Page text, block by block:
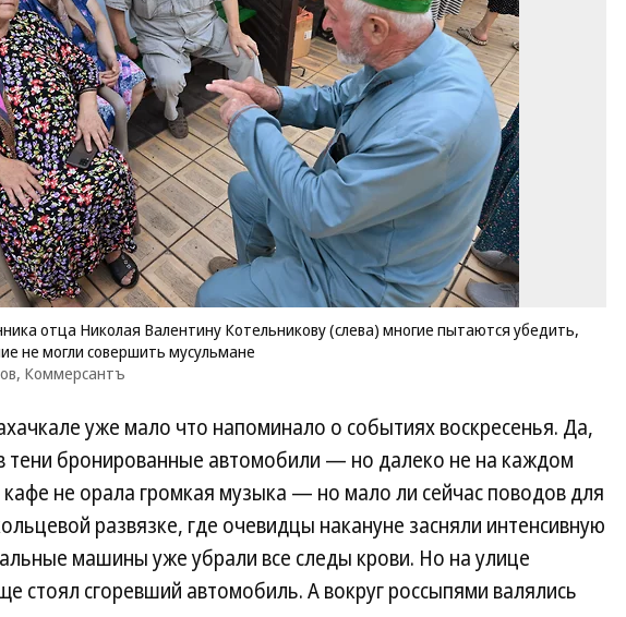
отца Николая Валентину Котельникову (слева) многие пытаются убедить,
не могли совершить мусульмане
Коммерсантъ
уже мало что напоминало о событиях воскресенья. Да,
тени бронированные автомобили — но далеко не на каждом
кафе не орала громкая музыка — но мало ли сейчас поводов для
развязке, где очевидцы накануне засняли интенсивную
машины уже убрали все следы крови. Но на улице
стоял сгоревший автомобиль. А вокруг россыпями валялись